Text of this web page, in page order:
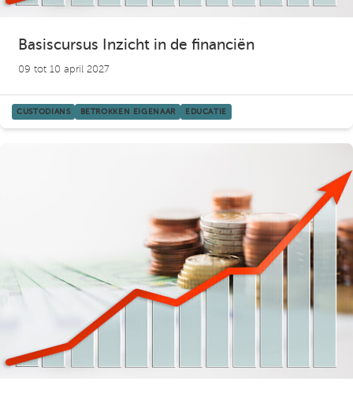
Basiscursus Inzicht in de financiën
09 tot 10 april 2027
CUSTODIANS BETROKKEN EIGENAAR EDUCATIE